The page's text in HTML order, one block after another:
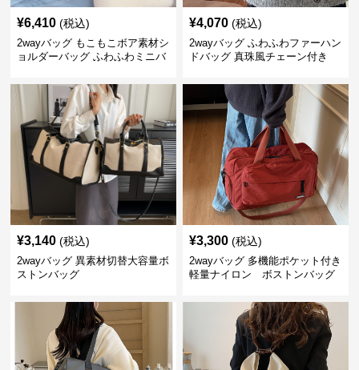
¥6,410 (税込)
2wayバッグ もこもこボア素材シ
ョルダーバッグ ふわふわミニバ
¥4,070 (税込)
2wayバッグ ふわふわファーハン
ドバッグ 真珠風チェーン付き
¥3,140 (税込)
2wayバッグ 異素材切替大容量ボ
ストンバッグ
¥3,300 (税込)
2wayバッグ 多機能ポケット付き
軽量ナイロン ボストンバッグ